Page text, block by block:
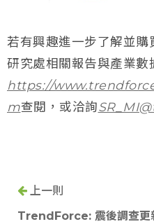
若有興趣進一步了解並購
研究處相關報告與產業數
https://
m查閱，或洽詢
上一則
TrendForce: 震後調查更